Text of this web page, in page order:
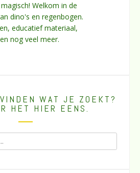
Welkom in de
dino's en regenbogen.
educatief materiaal,
nog veel meer.
WAT JE ZOEKT?
HET HIER EENS.